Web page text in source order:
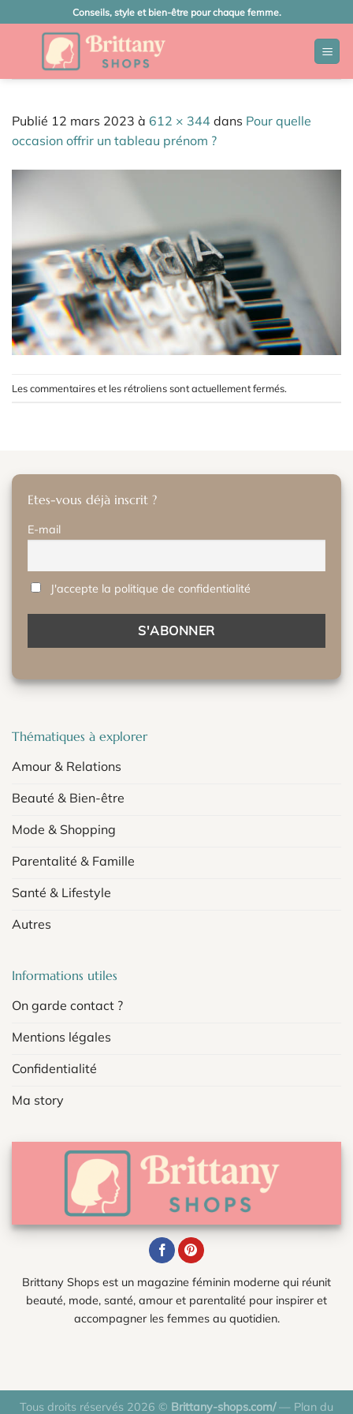
au
Conseils, style et bien-être pour chaque femme.
Publié 12 mars 2023 à 612 × 344 dans Pour quelle
occasion offrir un tableau prénom ?
Les commentaires et les rétroliens sont actuellement fermés.
Etes-vous déjà inscrit ?
E-mail
J'accepte la politique de confidentialité
Thématiques à explorer
Amour & Relations
Beauté & Bien-être
Mode & Shopping
Parentalité & Famille
Santé & Lifestyle
Autres
Informations utiles
On garde contact ?
Mentions légales
Confidentialité
Ma story
Brittany Shops est un magazine féminin moderne qui réunit
beauté, mode, santé, amour et parentalité pour inspirer et
accompagner les femmes au quotidien.
Tous droits réservés 2026 © Brittany-shops.com/— Plan du